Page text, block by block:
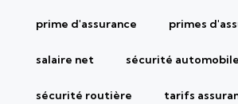
prime d'assurance primes
salaire net sécurité automobile
sécurité routière tarifs